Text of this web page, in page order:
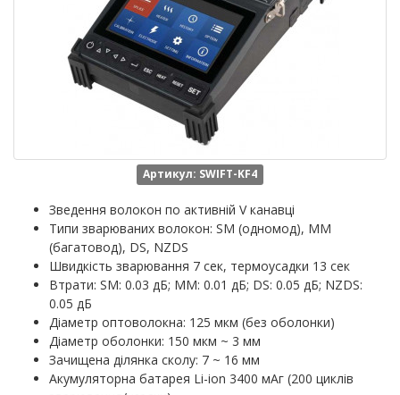
Артикул: SWIFT-KF4
Зведення волокон по активній V канавці
Типи зварюваних волокон: SM (одномод), MM
(багатовод), DS, NZDS
Швидкість зварювання 7 сек, термоусадки 13 сек
Втрати: SM: 0.03 дБ; MM: 0.01 дБ; DS: 0.05 дБ; NZDS:
0.05 дБ
Діаметр оптоволокна: 125 мкм (без оболонки)
Діаметр оболонки: 150 мкм ~ 3 мм
Зачищена ділянка сколу: 7 ~ 16 мм
Акумуляторна батарея Li-ion 3400 мАг (200 циклів